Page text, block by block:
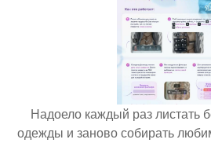
Надоело каждый раз листать
одежды и заново собирать